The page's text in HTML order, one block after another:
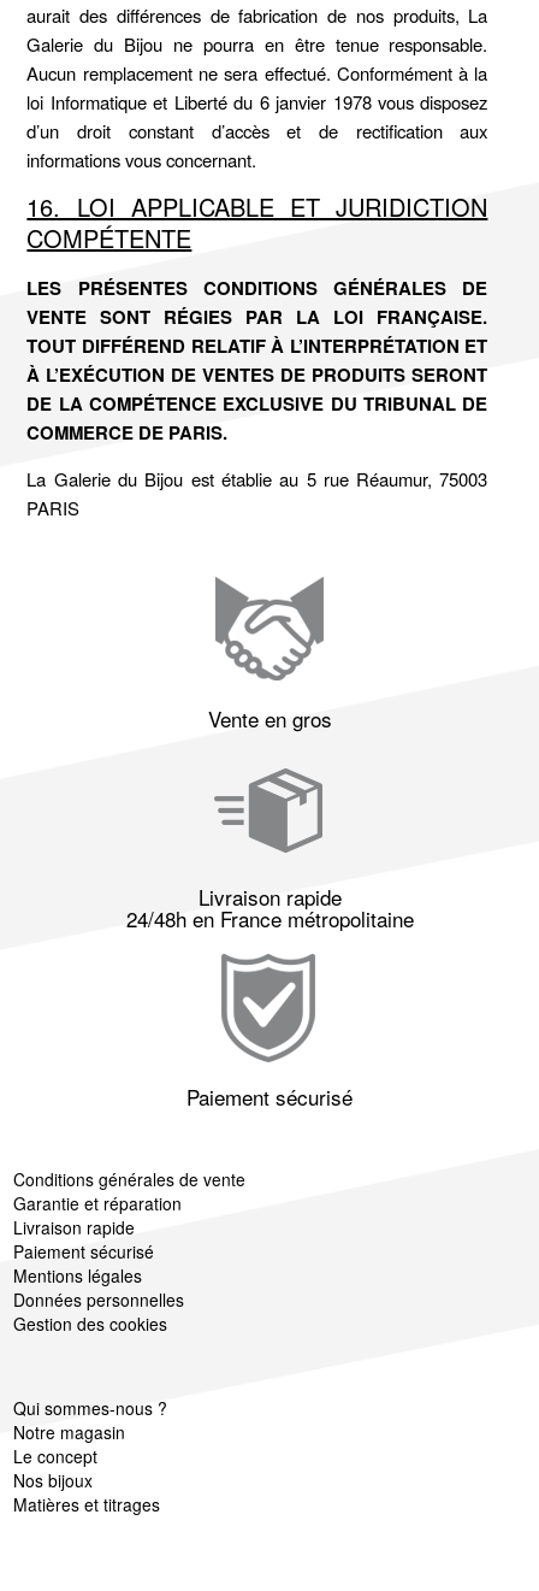
aurait des différences de fabrication de nos produits, La
Galerie du Bijou ne pourra en être tenue responsable.
Aucun remplacement ne sera effectué. Conformément à la
loi Informatique et Liberté du 6 janvier 1978 vous disposez
d’un droit constant d’accès et de rectification aux
informations vous concernant.
16. LOI APPLICABLE ET JURIDICTION
COMPÉTENTE
LES PRÉSENTES CONDITIONS GÉNÉRALES DE
VENTE SONT RÉGIES PAR LA LOI FRANÇAISE.
TOUT DIFFÉREND RELATIF À L’INTERPRÉTATION ET
À L’EXÉCUTION DE VENTES DE PRODUITS SERONT
DE LA COMPÉTENCE EXCLUSIVE DU TRIBUNAL DE
COMMERCE DE PARIS.
La Galerie du Bijou est établie au 5 rue Réaumur, 75003
PARIS
Vente en gros
Livraison rapide
24/48h en France métropolitaine
Paiement sécurisé
Conditions générales de vente
Garantie et réparation
Livraison rapide
Paiement sécurisé
Mentions légales
Données personnelles
Gestion des cookies
Qui sommes-nous ?
Notre magasin
Le concept
Nos bijoux
Matières et titrages